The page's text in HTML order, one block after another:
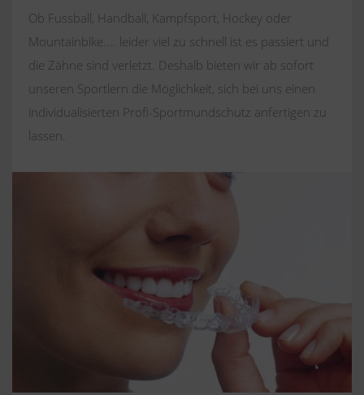
Ob Fussball, Handball, Kampfsport, Hockey oder
Mountainbike.... leider viel zu schnell ist es passiert und
die Zähne sind verletzt. Deshalb bieten wir ab sofort
unseren Sportlern die Möglichkeit, sich bei uns einen
individualisierten Profi-Sportmundschutz anfertigen zu
lassen.